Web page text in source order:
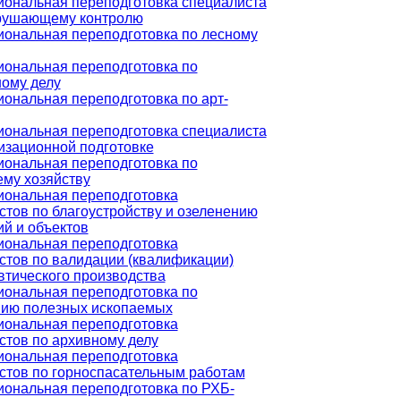
контролю
переподготовка по лесному
переподготовка по
делу
переподготовка по арт-
переподготовка специалиста
подготовке
переподготовка по
хозяйству
переподготовка
по благоустройству и озеленению
и объектов
переподготовка
по валидации (квалификации)
производства
переподготовка по
полезных ископаемых
переподготовка
по архивному делу
переподготовка
по горноспасательным работам
переподготовка по РХБ-